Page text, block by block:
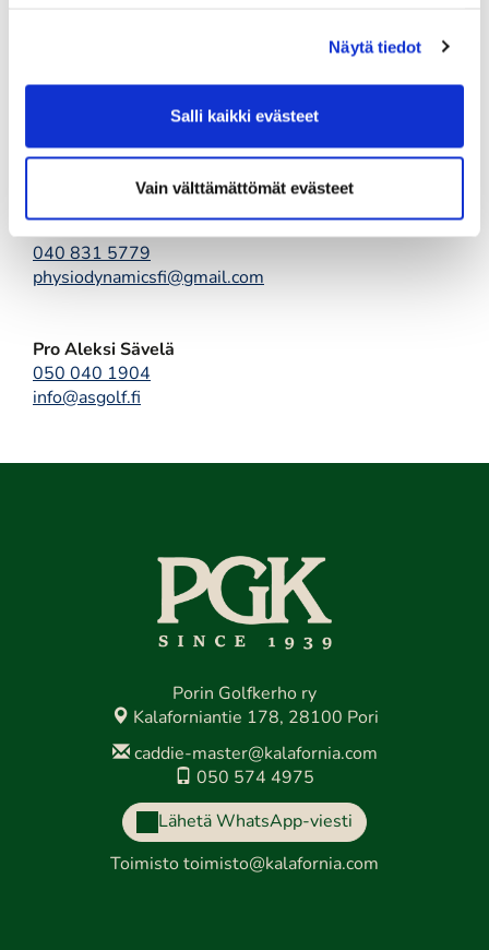
Näytä tiedot
Salli kaikki evästeet
Vain välttämättömät evästeet
matti.ojala@kalafornia.com
040 831 5779
physiodynamicsfi@gmail.com
Pro Aleksi Sävelä
050 040 1904
info@asgolf.fi
Porin Golfkerho ry
Kalaforniantie 178, 28100 Pori
caddie-master@kalafornia.com
050 574 4975
Lähetä WhatsApp-viesti
Toimisto toimisto@kalafornia.com